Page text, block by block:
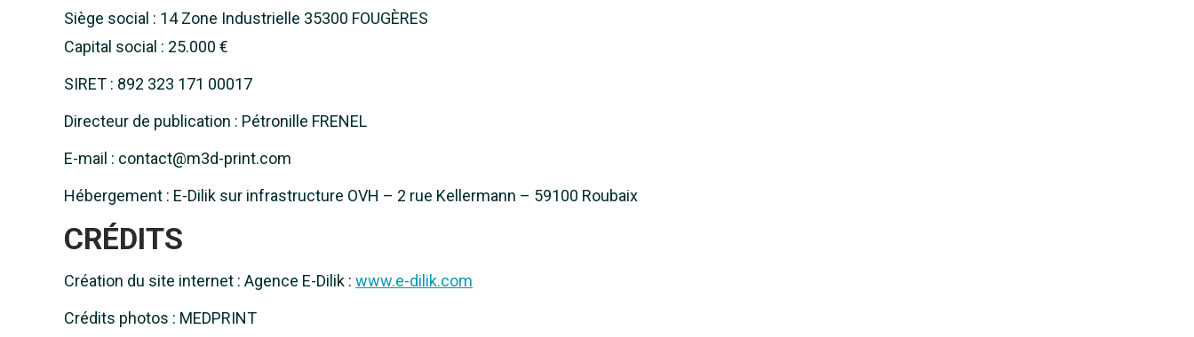
Siège social : 14 Zone Industrielle 35300 FOUGÈRES
Capital social : 25.000 €
SIRET : 892 323 171 00017
Directeur de publication : Pétronille FRENEL
E-mail : contact@m3d-print.com
Hébergement : E-Dilik sur infrastructure OVH – 2 rue Kellermann – 59100 Roubaix
CRÉDITS
Création du site internet : Agence E-Dilik : www.e-dilik.com
Crédits photos : MEDPRINT